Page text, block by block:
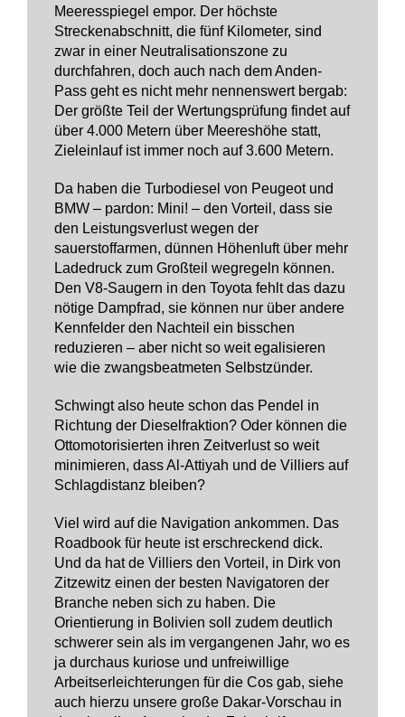
Meeresspiegel empor. Der höchste
Streckenabschnitt, die fünf Kilometer, sind
zwar in einer Neutralisationszone zu
durchfahren, doch auch nach dem Anden-
Pass geht es nicht mehr nennenswert bergab:
Der größte Teil der Wertungsprüfung findet auf
über 4.000 Metern über Meereshöhe statt,
Zieleinlauf ist immer noch auf 3.600 Metern.
Da haben die Turbodiesel von Peugeot und
BMW – pardon: Mini! – den Vorteil, dass sie
den Leistungsverlust wegen der
sauerstoffarmen, dünnen Höhenluft über mehr
Ladedruck zum Großteil wegregeln können.
Den V8-Saugern in den Toyota fehlt das dazu
nötige Dampfrad, sie können nur über andere
Kennfelder den Nachteil ein bisschen
reduzieren – aber nicht so weit egalisieren
wie die zwangsbeatmeten Selbstzünder.
Schwingt also heute schon das Pendel in
Richtung der Dieselfraktion? Oder können die
Ottomotorisierten ihren Zeitverlust so weit
minimieren, dass Al-Attiyah und de Villiers auf
Schlagdistanz bleiben?
Viel wird auf die Navigation ankommen. Das
Roadbook für heute ist erschreckend dick.
Und da hat de Villiers den Vorteil, in Dirk von
Zitzewitz einen der besten Navigatoren der
Branche neben sich zu haben. Die
Orientierung in Bolivien soll zudem deutlich
schwerer sein als im vergangenen Jahr, wo es
ja durchaus kuriose und unfreiwillige
Arbeitserleichterungen für die Cos gab, siehe
auch hierzu unsere große Dakar-Vorschau in